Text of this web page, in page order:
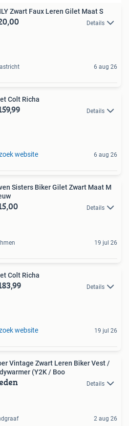
Zwart Faux Leren Gilet Maat S
Details
6 aug 26
Colt Richa
Details
website 6 aug 26
Sisters Biker Gilet Zwart Maat M
Details
19 jul 26
Colt Richa
Details
website 19 jul 26
Vintage Zwart Leren Biker Vest /
(Y2K / Boo
Details
2 aug 26